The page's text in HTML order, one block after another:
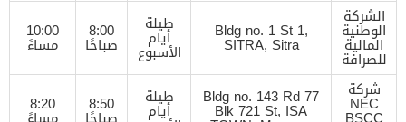
الشركة
الوطنية
المالية
للصرافة
Bldg no. 1 St 1,
SITRA, Sitra
طيلة
أيام
الأسبوع
8:00
صباحًا
10:00
مساءً
شركة
NEC
Bldg no. 143 Rd 77
Blk 721 St, ISA
طيلة
أيام 8:50
8:20